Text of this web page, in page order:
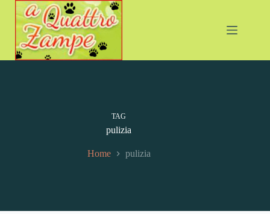
Salta
contenuto
TAG
pulizia
Home pulizia